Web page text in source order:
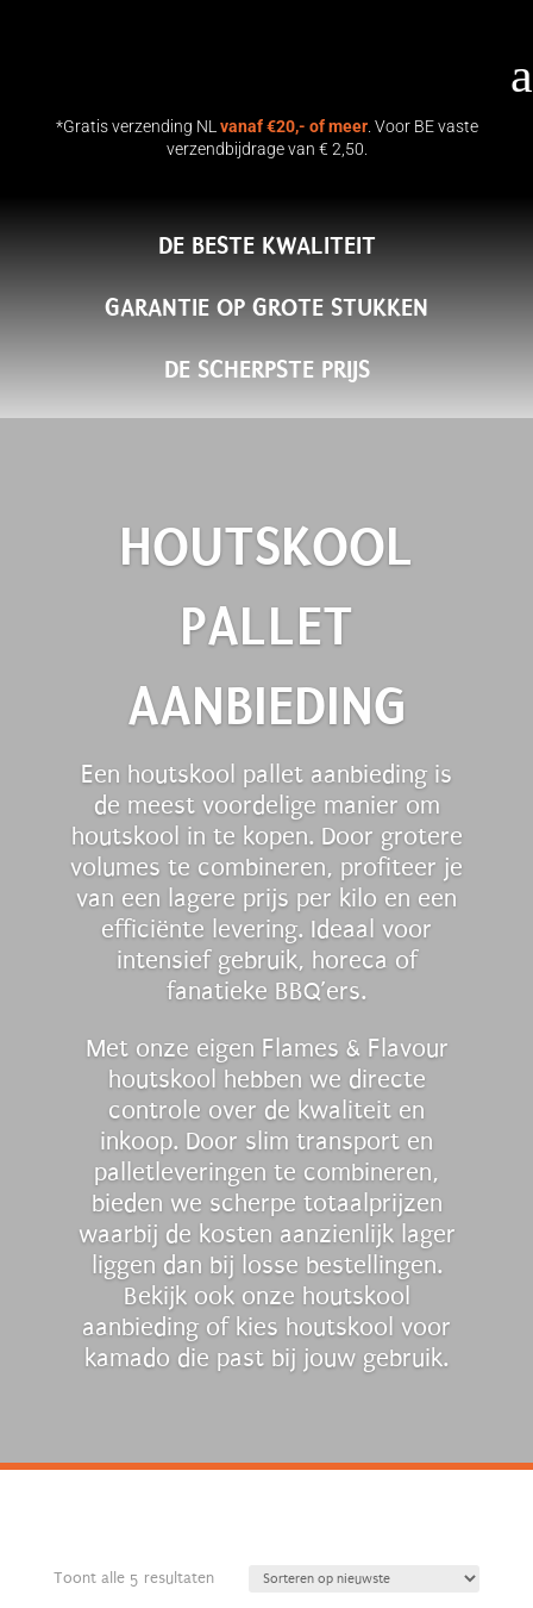
a
*Gratis verzending NL vanaf €20,- of meer. Voor BE vaste
verzendbijdrage van € 2,50.
DE BESTE KWALITEIT
GARANTIE OP GROTE STUKKEN
DE SCHERPSTE PRIJS
HOUTSKOOL
PALLET
AANBIEDING
Een houtskool pallet aanbieding is
de meest voordelige manier om
houtskool in te kopen. Door grotere
volumes te combineren, profiteer je
van een lagere prijs per kilo en een
efficiënte levering. Ideaal voor
intensief gebruik, horeca of
fanatieke BBQ’ers.
Met onze eigen Flames & Flavour
houtskool hebben we directe
controle over de kwaliteit en
inkoop. Door slim transport en
palletleveringen te combineren,
bieden we scherpe totaalprijzen
waarbij de kosten aanzienlijk lager
liggen dan bij losse bestellingen.
Bekijk ook onze houtskool
aanbieding of kies houtskool voor
kamado die past bij jouw gebruik.
Toont alle 5 resultatenGesorteerd